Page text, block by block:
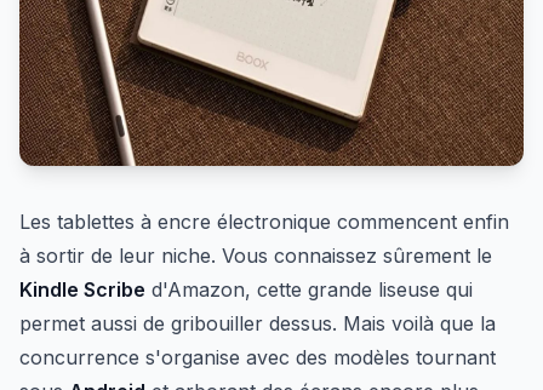
Les tablettes à encre électronique commencent enfin
à sortir de leur niche. Vous connaissez sûrement le
Kindle Scribe d'Amazon, cette grande liseuse qui
permet aussi de gribouiller dessus. Mais voilà que la
concurrence s'organise avec des modèles tournant